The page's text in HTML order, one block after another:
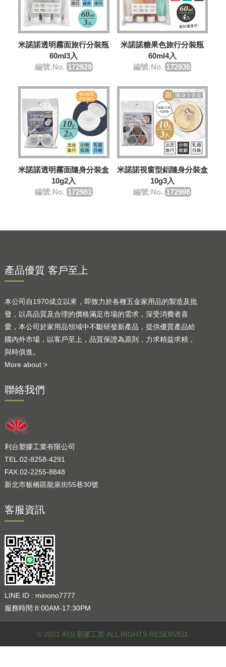
米諾諾透明霧面旅行分裝瓶
60ml3入
編號:No. 172929
米諾諾糖果色旅行分裝瓶
60ml4入
編號:No. 172936
米諾諾透明霧面隨身分裝盒
10g2入
編號:No. 172981
米諾諾視窗型鋁隨身分裝盒
10g3入
編號:No. 172998
產品優質 客戶至上
本公司自1970成立以來，即致力於各種五金家用品的製造及批
發，以高品質及合理的價格滿足市場的需求，深受消費者喜
愛，本公司於家用品領域中不斷研發新產品，提供優質產品給
國內外市場，以客戶至上，品質保證為原則，力求精益求精，
與時俱進。
More about >
聯絡我們
利台塑膠工業有限公司
TEL.02-8258-4291
FAX.02-2255-8848
新北市板橋區龍泉街55巷30號
客服資訊
LINE ID : minono7777
服務時間:8:00AM-17:30PM
© 2021 利台塑膠工業 ALL RIGHTS RESERVED.